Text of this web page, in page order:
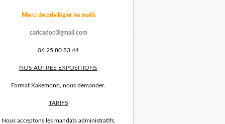
Merci de privilégier les mails
caricadoc@gmail.com
06 25 80 83 44
NOS AUTRES EXPOSITIONS
Format Kakemono, nous demander.
TARIFS
Nous acceptons les mandats administratifs.